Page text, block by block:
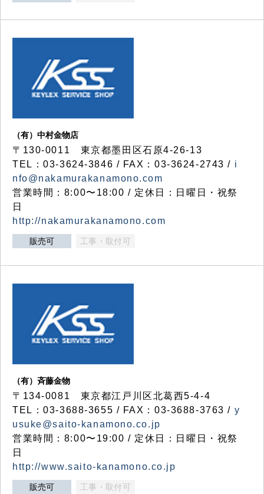
（有）中村金物店
〒130-0011 東京都墨田区石原4-26-13
TEL：03-3624-3846 / FAX：03-3624-2743 / i
nfo@nakamurakanamono.com
営業時間：8:00〜18:00 / 定休日：日曜日・祝祭
日
http://nakamurakanamono.com
販売可 工事・取付可
（有）斉藤金物
〒134-0081 東京都江戸川区北葛西5-4-4
TEL：03-3688-3655 / FAX：03-3688-3763 / y
usuke@saito-kanamono.co.jp
営業時間：8:00〜19:00 / 定休日：日曜日・祝祭
日
http://www.saito-kanamono.co.jp
販売可 工事・取付可